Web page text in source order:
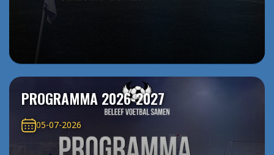
PROGRAMMA 2026-2027
05-07-2026